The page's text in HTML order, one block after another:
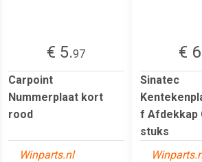
€ 5.97
Carpoint
Nummerplaat kort
rood
Winparts.nl
€
Sinatec
f Afdekkap
stuks